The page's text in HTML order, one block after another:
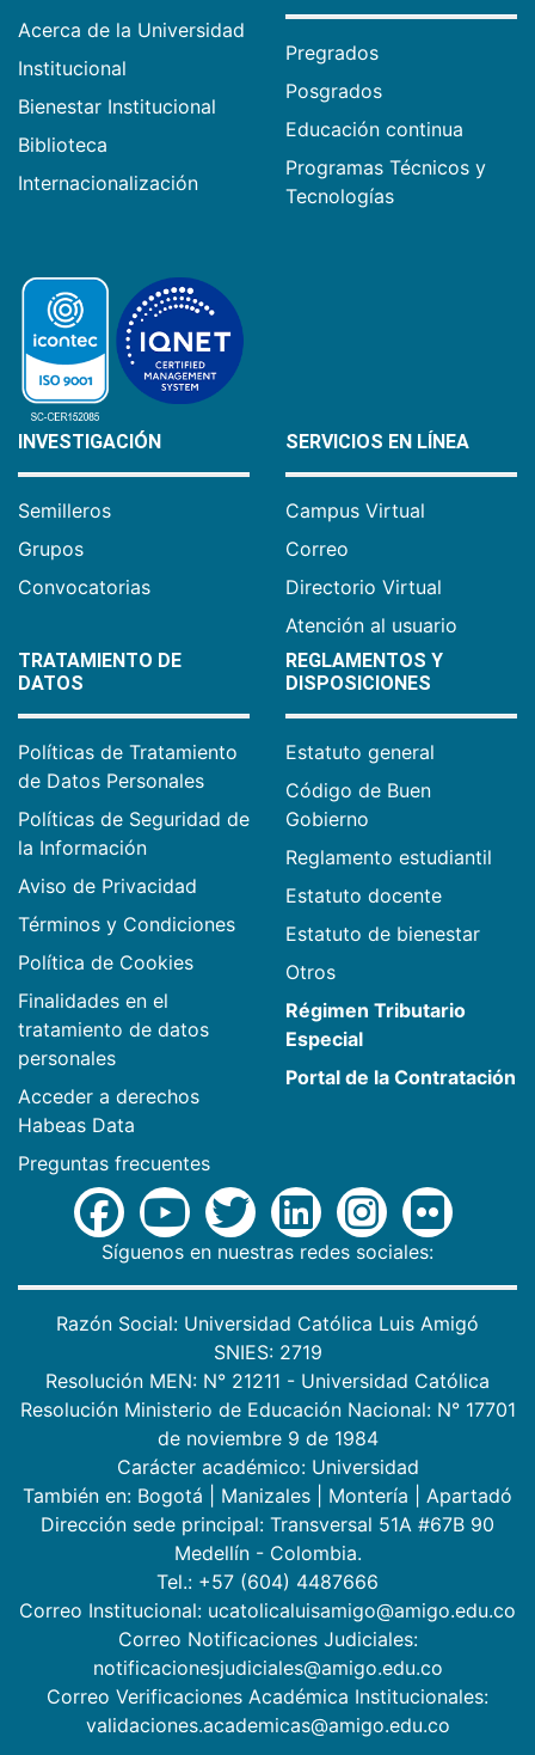
Acerca de la Universidad
Institucional
Bienestar Institucional
Biblioteca
Internacionalización
Pregrados
Posgrados
Educación continua
Programas Técnicos y
Tecnologías
INVESTIGACIÓN
Semilleros
Grupos
Convocatorias
SERVICIOS EN LÍNEA
Campus Virtual
Correo
Directorio Virtual
Atención al usuario
TRATAMIENTO DE
DATOS
Políticas de Tratamiento
de Datos Personales
Políticas de Seguridad de
la Información
Aviso de Privacidad
Términos y Condiciones
Política de Cookies
Finalidades en el
tratamiento de datos
personales
Acceder a derechos
Habeas Data
Preguntas frecuentes
REGLAMENTOS Y
DISPOSICIONES
Estatuto general
Código de Buen
Gobierno
Reglamento estudiantil
Estatuto docente
Estatuto de bienestar
Otros
Régimen Tributario
Especial
Portal de la Contratación
Síguenos en nuestras redes sociales:
Razón Social: Universidad Católica Luis Amigó
SNIES: 2719
Resolución MEN: N° 21211 - Universidad Católica
Resolución Ministerio de Educación Nacional: N° 17701
de noviembre 9 de 1984
Carácter académico: Universidad
También en: Bogotá Manizales Montería
Apartadó
Dirección sede principal: Transversal 51A #67B 90
Medellín - Colombia.
Tel.: +57 (604) 4487666
Correo Institucional: ucatolicaluisamigo@amigo.edu.co
Correo Notificaciones Judiciales:
notificacionesjudiciales@amigo.edu.co
Correo Verificaciones Académica Institucionales:
validaciones.academicas@amigo.edu.co